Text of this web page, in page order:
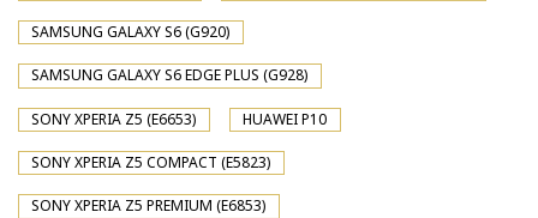
SAMSUNG GALAXY S6 (G920)
SAMSUNG GALAXY S6 EDGE PLUS (G928)
SONY XPERIA Z5 (E6653) HUAWEI P10
SONY XPERIA Z5 COMPACT (E5823)
SONY XPERIA Z5 PREMIUM (E6853)